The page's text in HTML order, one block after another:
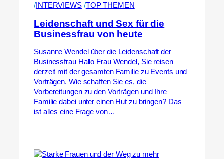
/INTERVIEWS /TOP THEMEN
Leidenschaft und Sex für die
Businessfrau von heute
Susanne Wendel über die Leidenschaft der
Businessfrau Hallo Frau Wendel, Sie reisen
derzeit mit der gesamten Familie zu Events und
Vorträgen. Wie schaffen Sie es, die
Vorbereitungen zu den Vorträgen und Ihre
Familie dabei unter einen Hut zu bringen? Das
ist alles eine Frage von…